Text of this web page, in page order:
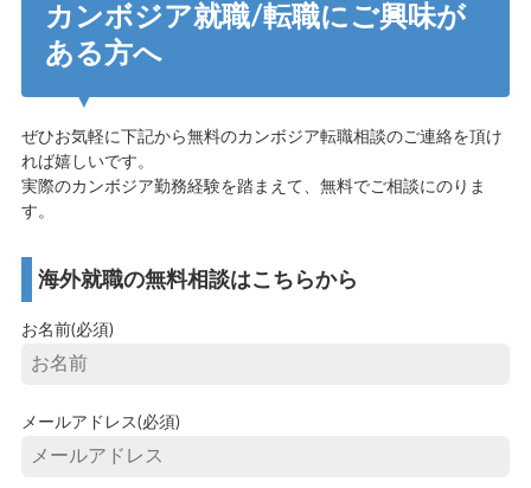
カンボジア就職/転職にご興味が
ある方へ
ぜひお気軽に下記から無料のカンボジア転職相談のご連絡を頂け
れば嬉しいです。
実際のカンボジア勤務経験を踏まえて、無料でご相談にのりま
す。
海外就職の無料相談はこちらから
お名前(必須)
メールアドレス(必須)